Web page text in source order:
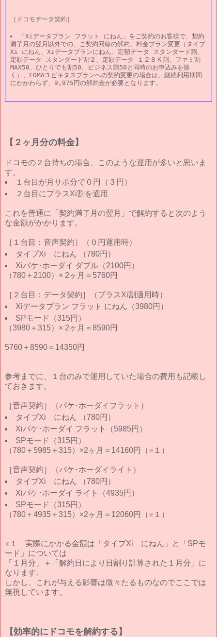
［ドコモデータ契約］
「Xiデータプラン フラット にねん」をご契約のお客様で、契約
満了月の翌月以外での、ご契約回線の解約、料金プラン変更（タイプ
Xi にねん、Xiデータプランにねん、定額データ スタンダード割、
定額データ スタンダード割２、定額データ １２８Ｋ割、ファミ割
MAX50、ひとりでも割50、ビジネス割50と同時のお申込みを除
く）、FOMAユビキタスプランへの契約変更の場合は、継続利用期間
にかかわらず、9,975円の解約金が必要となります。
【２ヶ月分の料金】
ドコモの２台持ちの場合、このような運用が多いと思いま
す。
１台目が月サポ分で０円（３円）
２台目にプラスXi割を適用
これを普通に「契約満了月の翌月」で解約すると次のよう
な金額がかかります。
［１台目：音声契約］（０円運用時）
タイプXi にねん （780円）
Xiパケ･ホーダイ ダブル（2100円）
（780＋2100）× 2ヶ月＝5760円
［２台目：データ契約］（プラスXi割適用時）
Xiデータプラン フラット にねん（3980円）
SPモード（315円）
（3980＋315）× 2ヶ月＝8590円
5760＋8590＝14350円
参考までに、１台のみで運用していた場合の費用も記載し
ておきます。
［音声契約］（パケ･ホーダイフラット）
タイプXi にねん （780円）
Xiパケ･ホーダイ フラット（5985円）
SPモード（315円）
（780＋5985＋315）×2ヶ月＝14160円（※１）
［音声契約］（パケ･ホーダイライト）
タイプXi にねん （780円）
Xiパケ･ホーダイ ライト（4935円）
SPモード（315円）
（780＋4935＋315）×2ヶ月＝12060円（※１）
※１ 実際にかかる金額は「タイプXi にねん」と「SPモ
ード」については
「１月分」＋「解約日により日割り計算された１月分」に
なります。
しかし、これが与える影響は微々たるものなのでここでは
無視しています。
【効率的にドコモを解約する】